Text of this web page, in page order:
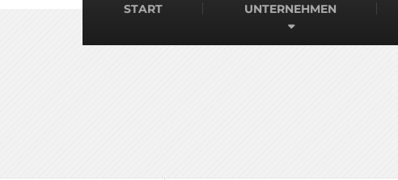
START UNTERNEHMEN